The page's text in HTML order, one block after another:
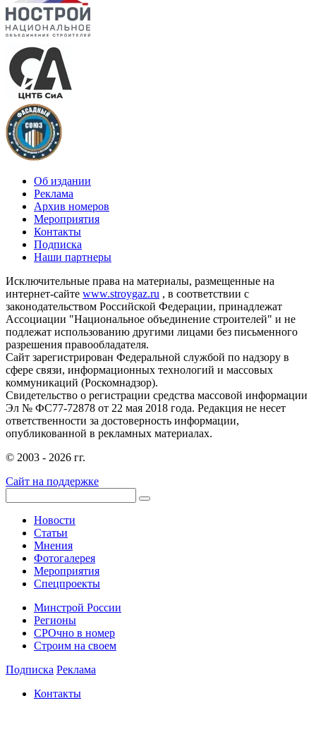
Об издании
Реклама
Архив номеров
Мероприятия
Контакты
Подписка
Наши партнеры
Исключительные права на материалы, размещенные на
интернет-сайте www.stroygaz.ru , в соответствии с
законодательством Российской Федерации, принадлежат
Ассоциации "Национальное объединение строителей" и не
подлежат использованию другими лицами без письменного
разрешения правообладателя.
Сайт зарегистрирован Федеральной службой по надзору в
сфере связи, информационных технологий и массовых
коммуникаций (Роскомнадзор).
Свидетельство о регистрации средства массовой информации
Эл № ФС77-72878 от 22 мая 2018 года. Редакция не несет
ответственности за достоверность информации,
опубликованной в рекламных материалах.
© 2003 - 2026 гг.
Сайт на поддержке
Новости
Статьи
Мнения
Фотогалерея
Мероприятия
Спецпроекты
Минстрой России
Регионы
СРОчно в номер
Строим на своем
Подписка Реклама
Контакты